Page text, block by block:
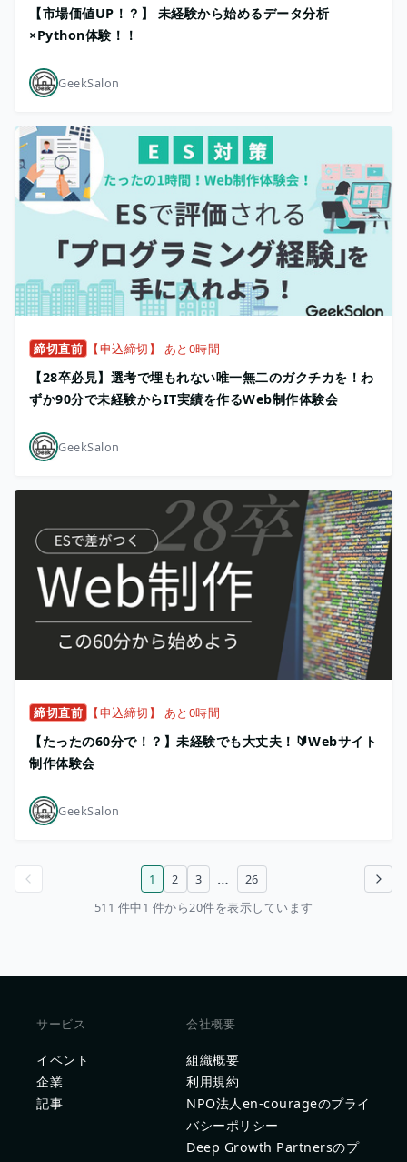
【市場価値UP！？】 未経験から始めるデータ分析
×Python体験！！
GeekSalon
締切直前 【申込締切】 あと0時間
【28卒必見】選考で埋もれない唯一無二のガクチカを！わ
ずか90分で未経験からIT実績を作るWeb制作体験会
GeekSalon
締切直前 【申込締切】 あと0時間
【たったの60分で！？】未経験でも大丈夫！🔰Webサイト
制作体験会
GeekSalon
次のページ
1 2 3 …
26
511 件中1 件から20件を表示しています
サービス
イベント
企業
記事
会社概要
組織概要
利用規約
NPO法人en-courageのプライ
バシーポリシー
Deep Growth Partnersのプ